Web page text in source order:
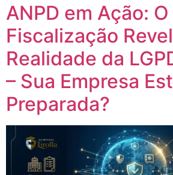
ANPD em Ação:
Fiscalização
Realidade da
– Sua Empresa
Preparada?